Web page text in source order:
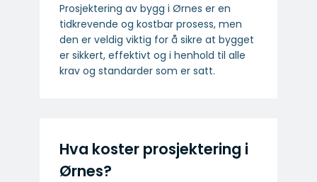
Prosjektering av bygg i Ørnes er en
tidkrevende og kostbar prosess, men
den er veldig viktig for å sikre at bygget
er sikkert, effektivt og i henhold til alle
krav og standarder som er satt.
Hva koster prosjektering i
Ørnes?